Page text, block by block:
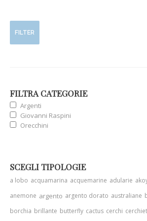
FILTER
FILTRA CATEGORIE
Argenti
Giovanni Raspini
Orecchini
SCEGLI TIPOLOGIE
a lobo acquamarina acquemarine adularie
anemone argento argento dorato australiane
borchia brillante butterfly cactus cerchi